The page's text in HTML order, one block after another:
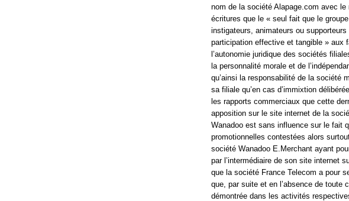
nom de la société Alapage.com avec
écritures que le « seul fait que le
instigateurs, animateurs ou
participation effective et tangible » aux
l’autonomie juridique des sociétés
la personnalité morale et de
qu’ainsi la responsabilité de la société
sa filiale qu’en cas d’immixtion
les rapports commerciaux que cette
apposition sur le site internet de la
Wanadoo est sans influence sur le fait
promotionnelles contestées alors
société Wanadoo E.Merchant ayant
par l’intermédiaire de son site internet
que la société France Telecom a pour
que, par suite et en l’absence de toute
démontrée dans les activités